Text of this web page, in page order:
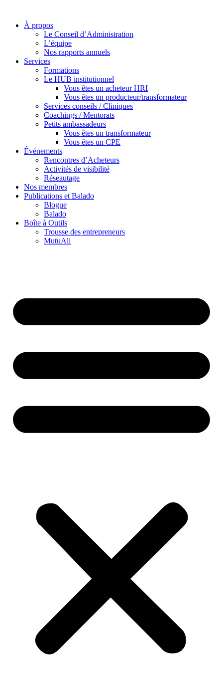
À propos
Le Conseil d’Administration
L’équipe
Nos rapports annuels
Services
Formations
Le HUB institutionnel
Vous êtes un acheteur HRI
Vous êtes un producteur/transformateur
Services conseils / Cliniques
Coachings / Mentorats
Petits ambassadeurs
Vous êtes un transformateur
Vous êtes un CPE
Événements
Rencontres d’Acheteurs
Activités de visibilité
Réseautage
Nos membres
Publications et Balado
Blogue
Balado
Boîte à Outils
Trousse des entrepreneurs
MutuAli